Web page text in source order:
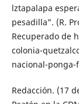
lztapalapa
pesadilla". (R.
Recuperado de
colonia-
na­cional-
Redacción. (17